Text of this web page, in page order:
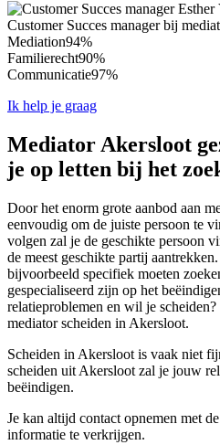
Customer Succes manager bij
Mediation94%
Familierecht90%
Communicatie97%
Ik help je graag
Mediator Akersloot
je op letten bij het
Door het enorm grote aanbod aan
eenvoudig om de juiste persoon te
volgen zal je de geschikte persoon
de meest geschikte partij
bijvoorbeeld specifiek moeten
gespecialiseerd zijn op het
relatieproblemen en wil je
mediator scheiden in Akersloot.
Scheiden in Akersloot is vaak niet
scheiden uit Akersloot zal je jouw
beëindigen.
Je kan altijd contact opnemen met
informatie te verkrijgen.